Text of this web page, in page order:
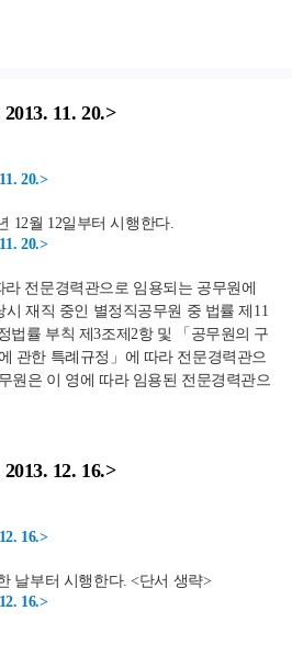
11. 20.>
20.>
12월 12일부터 시행한다.
20.>
전문경력관으로 임용되는 공무원에
재직 중인 별정직공무원 중 법률 제11
법률 부칙 제3조제2항 및 「공무원의 구
관한 특례규정」에 따라 전문경력관으
원은 이 영에 따라 임용된 전문경력관으
12. 16.>
16.>
날부터 시행한다. <단서 생략>
16.>